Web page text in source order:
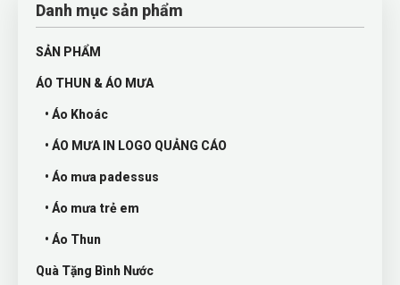
Danh mục sản phẩm
SẢN PHẨM
ÁO THUN & ÁO MƯA
• Áo Khoác
• ÁO MƯA IN LOGO QUẢNG CÁO
• Áo mưa padessus
• Áo mưa trẻ em
• Áo Thun
Quà Tặng Bình Nước